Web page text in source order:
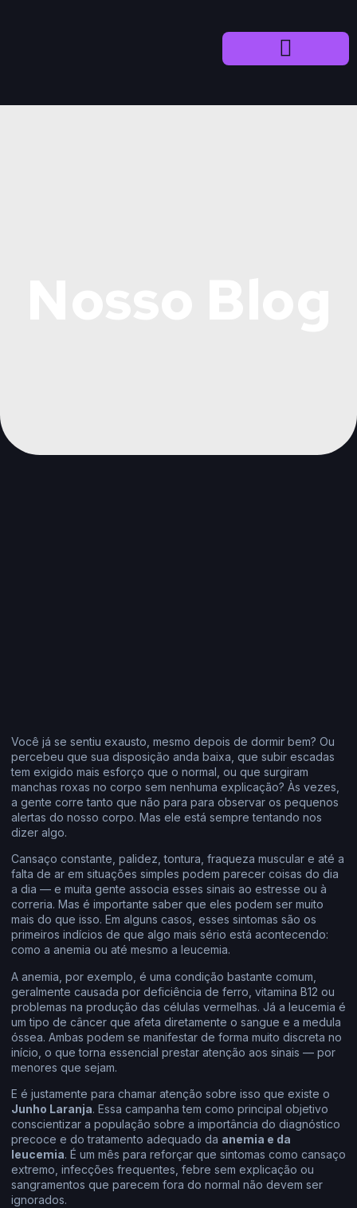
Você já se sentiu exausto, mesmo depois de dormir bem? Ou
percebeu que sua disposição anda baixa, que subir escadas
tem exigido mais esforço que o normal, ou que surgiram
manchas roxas no corpo sem nenhuma explicação? Às vezes,
a gente corre tanto que não para para observar os pequenos
alertas do nosso corpo. Mas ele está sempre tentando nos
dizer algo.
Cansaço constante, palidez, tontura, fraqueza muscular e até a
falta de ar em situações simples podem parecer coisas do dia
a dia — e muita gente associa esses sinais ao estresse ou à
correria. Mas é importante saber que eles podem ser muito
mais do que isso. Em alguns casos, esses sintomas são os
primeiros indícios de que algo mais sério está acontecendo:
como a anemia ou até mesmo a leucemia.
A anemia, por exemplo, é uma condição bastante comum,
geralmente causada por deficiência de ferro, vitamina B12 ou
problemas na produção das células vermelhas. Já a leucemia é
um tipo de câncer que afeta diretamente o sangue e a medula
óssea. Ambas podem se manifestar de forma muito discreta no
início, o que torna essencial prestar atenção aos sinais — por
menores que sejam.
E é justamente para chamar atenção sobre isso que existe o
Junho Laranja. Essa campanha tem como principal objetivo
conscientizar a população sobre a importância do diagnóstico
precoce e do tratamento adequado da anemia e da
leucemia. É um mês para reforçar que sintomas como cansaço
extremo, infecções frequentes, febre sem explicação ou
sangramentos que parecem fora do normal não devem ser
ignorados.